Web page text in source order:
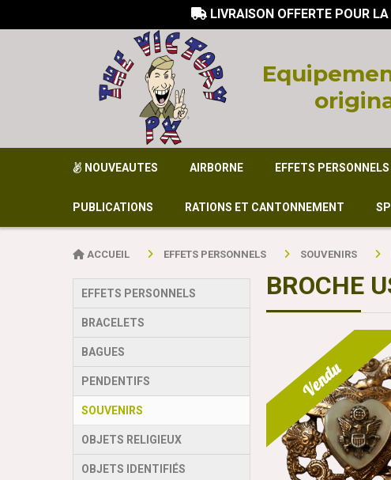
 LIVRAISON OFFERTE POUR
Equi
NOUVEAUTES AIRBORNE EFFETS PERSONNELS
PUBLICATIONS RATIONS ET CANTONNEMENT
EFFETS PERSONNELS
BRACELETS
BAGUES
PENDENTIFS
SOUVENIRS
OBJETS RELIGIEUX
OBJETS IDENTIFIÉS
ACCUEIL EFFETS PERSONNELS SOUVENIRS
BROCHE
Vendu